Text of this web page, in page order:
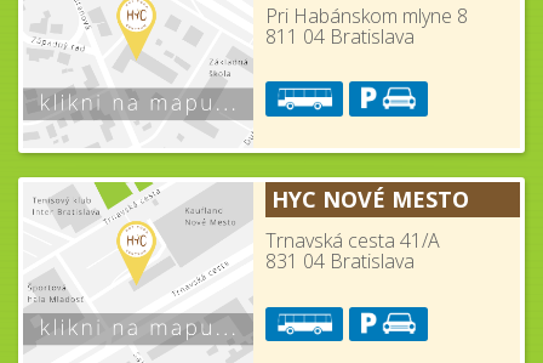
Pri Habánskom mlyne 8
811 04 Bratislava
HYC NOVÉ MESTO
Trnavská cesta 41/A
831 04 Bratislava